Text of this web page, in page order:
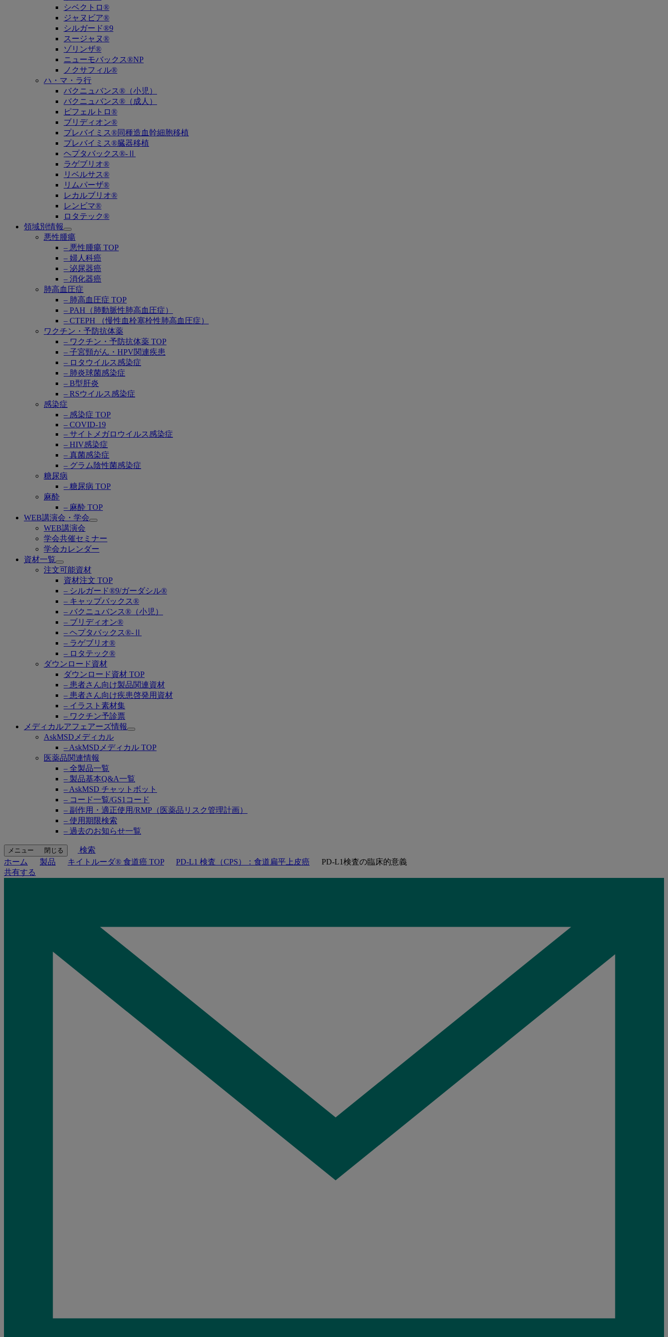
シベクトロ®
ジャヌビア®
シルガード®9
スージャヌ®
ゾリンザ®
ニューモバックス®NP
ノクサフィル®
ハ・マ・ラ行
バクニュバンス®（小児）
バクニュバンス®（成人）
ピフェルトロ®
ブリディオン®
プレバイミス®同種造血幹細胞移植
プレバイミス®臓器移植
ヘプタバックス®-Ⅱ
ラゲブリオ®
リベルサス®
リムパーザ®
レカルブリオ®
レンビマ®
ロタテック®
領域別情報
Open
submenu
悪性腫瘍
– 悪性腫瘍 TOP
– 婦人科癌
– 泌尿器癌
– 消化器癌
肺高血圧症
– 肺高血圧症 TOP
– PAH（肺動脈性肺高血圧症）
– CTEPH （慢性血栓塞栓性肺高血圧症）
ワクチン・予防抗体薬
– ワクチン・予防抗体薬 TOP
– 子宮頸がん・HPV関連疾患
– ロタウイルス感染症
– 肺炎球菌感染症
– B型肝炎
– RSウイルス感染症
感染症
– 感染症 TOP
– COVID-19
– サイトメガロウイルス感染症
– HIV感染症
– 真菌感染症
– グラム陰性菌感染症
糖尿病
– 糖尿病 TOP
麻酔
– 麻酔 TOP
WEB講演会・学会
Open
WEB講演会
学会共催セミナー
学会カレンダー
資材一覧
Open
submenu
注文可能資材
資材注文 TOP
– シルガード®9/ガーダシル®
– キャップバックス®
– バクニュバンス®（小児）
– ブリディオン®
– ヘプタバックス®-Ⅱ
– ラゲブリオ®
– ロタテック®
ダウンロード資材
ダウンロード資材 TOP
– 患者さん向け製品関連資材
– 患者さん向け疾患啓発用資材
– イラスト素材集
– ワクチン予診票
メディカルアフェアーズ情報
Open
AskMSDメディカル
– AskMSDメディカル TOP
医薬品関連情報
– 全製品一覧
– 製品基本Q&A一覧
– AskMSD チャットボット
– コード一覧/GS1コード
– 副作用・適正使用/RMP（医薬品リスク管理計画）
– 使用期限検索
– 過去のお知らせ一覧
メニュー 閉じる
検索
ホーム
製品 キイトルーダ® 食道癌 TOP PD-L1 検査（CPS）：食道扁平上皮癌
PD-L1検査の臨床的意義
共有する